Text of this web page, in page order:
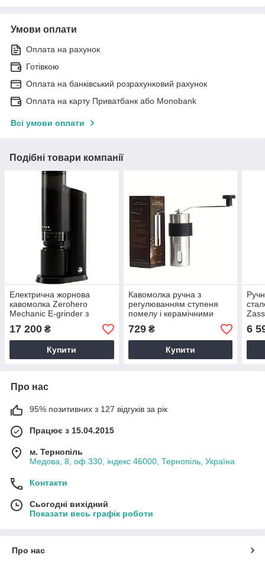
Умови оплати
Оплата на рахунок
Готівкою
Оплата на банківський розрахунковий рахунок
Оплата на карту Приватбанк або Monobank
Всі умови оплати
Подібні товари компанії
Електрична жорнова
кавомолка Zerohero
Mechanic E-grinder з
конічними металевими
жорнами і регулюванням
помолу
17 200 ₴
Купити
Кавомолка ручна з
регулюванням ступеня
помелу і керамічними
жорнами, механічна з
нержавіючої сталі, 13 см
побутова портативна
729₴
Купити
6
Про нас
95% позитивних з 127 відгуків за рік
Працює з 15.04.2015
м. Тернопіль
Медова, 8, оф.330, індекс 46000, Тернопіль, Україна
Контакти
Сьогодні вихідний
Показати весь графік роботи
Про нас